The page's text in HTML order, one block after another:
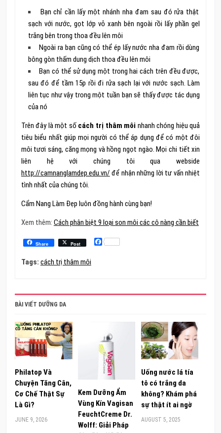
Bạn chỉ cần lấy một nhánh nha đam sau đó rửa thật
sạch với nước, gọt lớp vỏ xanh bên ngoài rồi lấy phần gel
trắng bên trong thoa đều lên môi
Ngoài ra bạn cũng có thể ép lấy nước nha đam rồi dùng
bông gòn thấm dung dịch thoa đều lên môi
Bạn có thể sử dụng một trong hai cách trên đều được,
sau đó để tầm 15p rồi đi rửa sạch lại với nước sạch. Làm
liên tục như vậy trong một tuần bạn sẽ thấy được tác dụng
của nó
Trên đây là một số cách trị thâm môi nhanh chóng hiệu quả
tiêu biểu nhất giúp mọi người có thể áp dụng để có một đôi
môi tươi sáng, căng mọng và hồng ngọt ngào. Mọi chi tiết xin
liên hệ với chúng tôi qua webside
http://camnanglamdep.edu.vn/ để nhận những lời tư vấn nhiệt
tình nhất của chúng tôi.
Cẩm Nang Làm Đẹp luôn đồng hành cùng bạn!
Xem thêm: Cách phân biệt 9 loại son môi các cô nàng cần biết
Share Post Facebook
Tags: cách trị thâm môi
BÀI VIẾT DƯỠNG DA
Philatop Và
Chuyện Tăng Cân,
Cơ Chế Thật Sự
Là Gì?
JUNE 9, 2026
Kem Dưỡng Ẩm
Vùng Kín Vagisan
FeuchtCreme Dr.
Wolff: Giải Pháp
Uống nước lá tía
tô có trắng da
không? Khám phá
sự thật ít ai ngờ
AUGUST 5, 2025